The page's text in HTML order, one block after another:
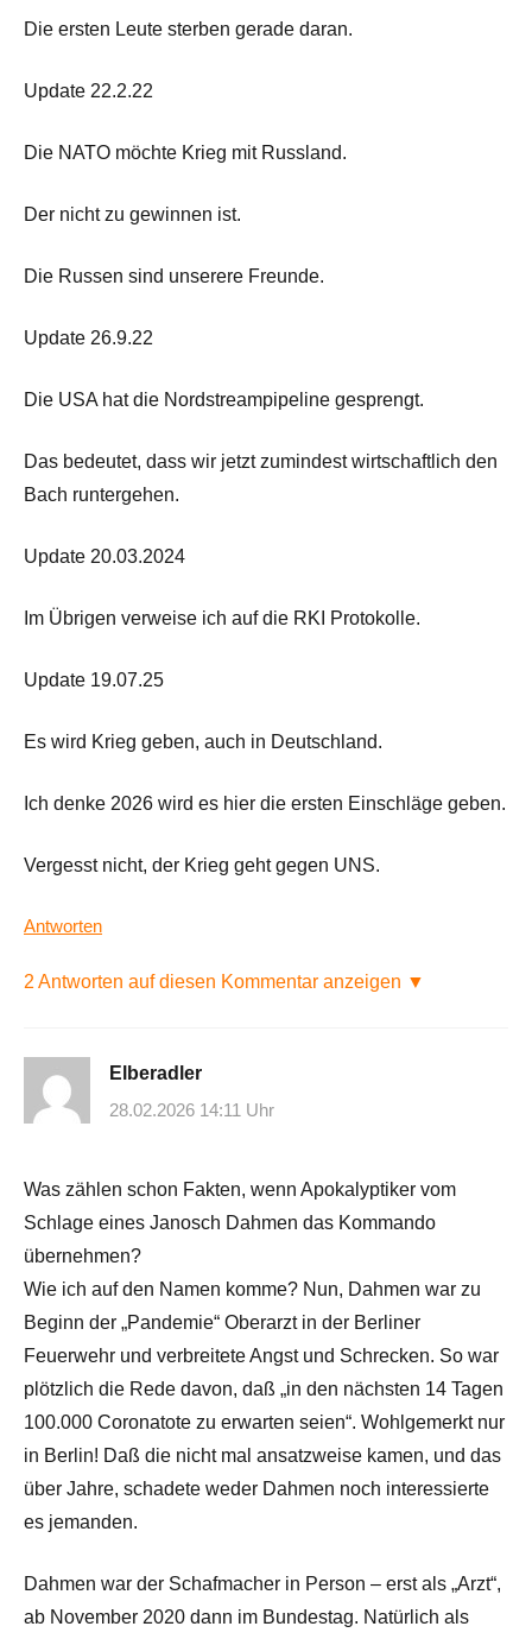
Die ersten Leute sterben gerade daran.
Update 22.2.22
Die NATO möchte Krieg mit Russland.
Der nicht zu gewinnen ist.
Die Russen sind unserere Freunde.
Update 26.9.22
Die USA hat die Nordstreampipeline gesprengt.
Das bedeutet, dass wir jetzt zumindest wirtschaftlich den
Bach runtergehen.
Update 20.03.2024
Im Übrigen verweise ich auf die RKI Protokolle.
Update 19.07.25
Es wird Krieg geben, auch in Deutschland.
Ich denke 2026 wird es hier die ersten Einschläge geben.
Vergesst nicht, der Krieg geht gegen UNS.
Antworten
2 Antworten auf diesen Kommentar anzeigen ▼
Elberadler
28.02.2026 14:11 Uhr
Was zählen schon Fakten, wenn Apokalyptiker vom
Schlage eines Janosch Dahmen das Kommando
übernehmen?
Wie ich auf den Namen komme? Nun, Dahmen war zu
Beginn der „Pandemie“ Oberarzt in der Berliner
Feuerwehr und verbreitete Angst und Schrecken. So war
plötzlich die Rede davon, daß „in den nächsten 14 Tagen
100.000 Coronatote zu erwarten seien“. Wohlgemerkt nur
in Berlin! Daß die nicht mal ansatzweise kamen, und das
über Jahre, schadete weder Dahmen noch interessierte
es jemanden.
Dahmen war der Schafmacher in Person – erst als „Arzt“,
ab November 2020 dann im Bundestag. Natürlich als